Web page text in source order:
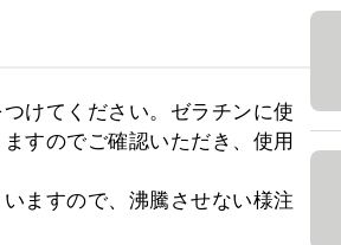
けてください。ゼラチンに使
すのでご確認いただき、使用
ますので、沸騰させない様注